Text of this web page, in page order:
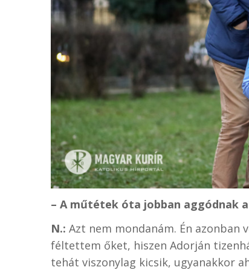
– A műtétek óta jobban aggódnak
N.: Azt nem mondanám. Én
féltettem őket, hiszen Adorján
tehát viszonylag kicsik, ugyanakkor